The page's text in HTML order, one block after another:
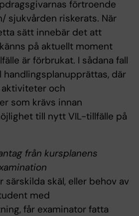
förtroende
sjukvården riskerats. När
sätt innebär det att
på aktuellt moment
är förbrukat. I sådana fall
handlingsplanupprättas, där
och
som krävs innan
till nytt VIL-tillfälle på
från kursplanens
särskilda skäl, eller behov av
med
får examinator fatta